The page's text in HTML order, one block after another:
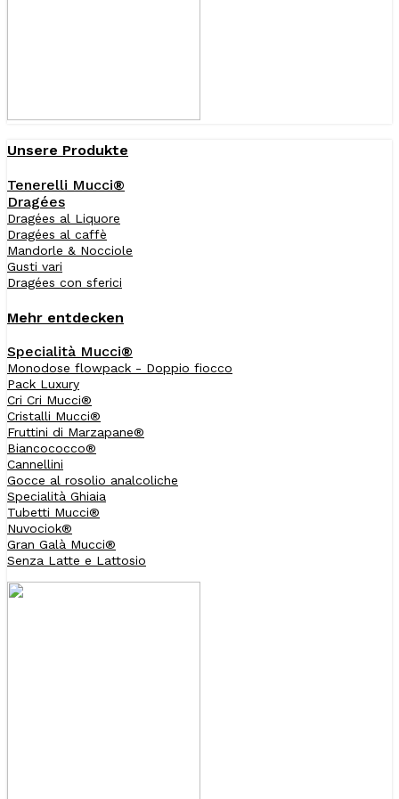
Unsere Produkte
Tenerelli Mucci®
Dragées
Dragées al Liquore
Dragées al caffè
Mandorle & Nocciole
Gusti vari
Dragées con sferici
Mehr entdecken
Specialità Mucci®
Monodose flowpack - Doppio fiocco
Pack Luxury
Cri Cri Mucci®
Cristalli Mucci®
Fruttini di Marzapane®
Biancococco®
Cannellini
Gocce al rosolio analcoliche
Specialità Ghiaia
Tubetti Mucci®
Nuvociok®
Gran Galà Mucci®
Senza Latte e Lattosio